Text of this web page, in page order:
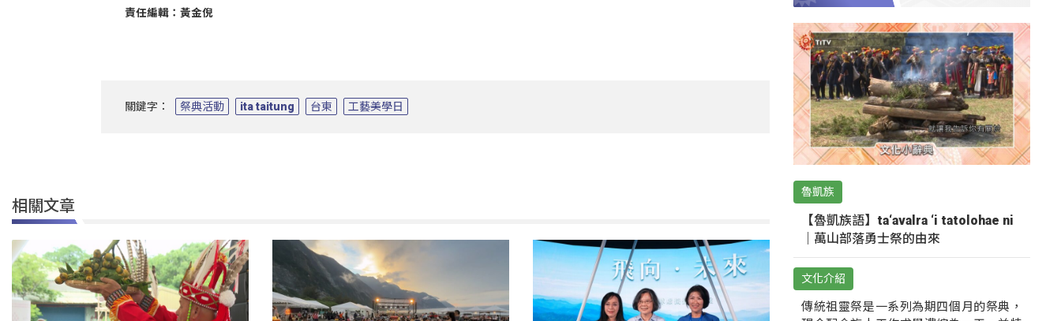
責任編輯：黃金倪
關鍵字： 祭典活動 ita taitung 台東 工藝美學日
相關文章
魯凱族
【魯凱族語】ta‘avalra ‘i tatolohae ni
｜萬山部落勇士祭的由來
文化介紹
傳統祖靈祭是一系列為期四個月的祭典，